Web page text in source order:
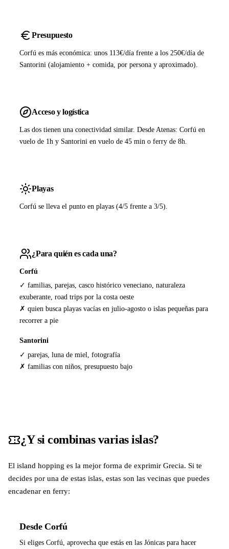
Presupuesto
Corfú es más económica: unos 113€/día frente a los 250€/día de
Santorini (alojamiento + comida, por persona y aproximado).
Acceso y logística
Las dos tienen una conectividad similar. Desde Atenas: Corfú en
vuelo de 1h y Santorini en vuelo de 45 min o ferry de 8h.
Playas
Corfú se lleva el punto en playas (4/5 frente a 3/5).
¿Para quién es cada una?
Corfú
✓ familias, parejas, casco histórico veneciano, naturaleza
exuberante, road trips por la costa oeste
✗ quien busca playas vacías en julio-agosto o islas pequeñas para
recorrer a pie
Santorini
✓ parejas, luna de miel, fotografía
✗ familias con niños, presupuesto bajo
¿Y si combinas varias islas?
El island hopping es la mejor forma de exprimir Grecia. Si te
decides por una de estas islas, estas son las vecinas que puedes
encadenar en ferry:
Desde Corfú
Si eliges Corfú, aprovecha que estás en las Jónicas para hacer